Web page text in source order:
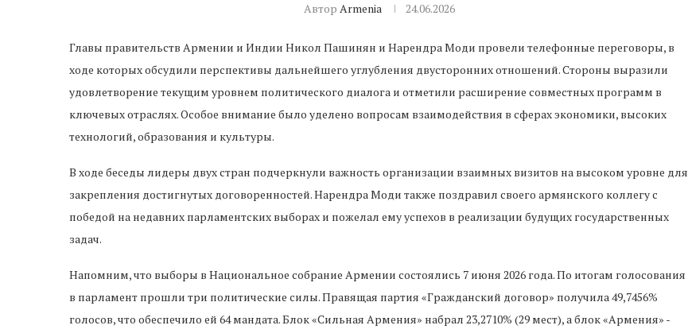
Автор Armenia 24.06.2026
Главы правительств Армении и Индии Никол Пашинян и Нарендра Моди провели телефонные переговоры, в
ходе которых обсудили перспективы дальнейшего углубления двусторонних отношений. Стороны выразили
удовлетворение текущим уровнем политического диалога и отметили расширение совместных программ в
ключевых отраслях. Особое внимание было уделено вопросам взаимодействия в сферах экономики, высоких
технологий, образования и культуры.
В ходе беседы лидеры двух стран подчеркнули важность организации взаимных визитов на высоком уровне для
закрепления достигнутых договоренностей. Нарендра Моди также поздравил своего армянского коллегу с
победой на недавних парламентских выборах и пожелал ему успехов в реализации будущих государственных
задач.
Напомним, что выборы в Национальное собрание Армении состоялись 7 июня 2026 года. По итогам голосования
в парламент прошли три политические силы. Правящая партия «Гражданский договор» получила 49,7456%
голосов, что обеспечило ей 64 мандата. Блок «Сильная Армения» набрал 23,2710% (29 мест), а блок «Армения» -